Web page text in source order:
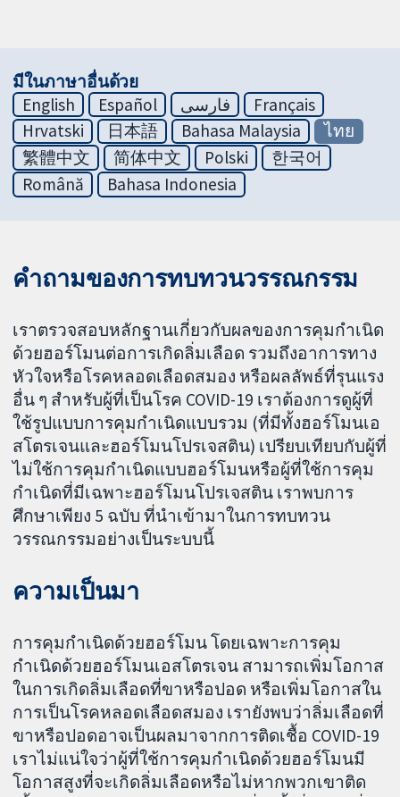
มีในภาษาอื่นด้วย
English
Español فارسی
Français
Hrvatski
日本語 Bahasa Malaysia
ไทย
繁體中文
简体中文 Polski
한국어
Română
Bahasa Indonesia
คำถามของการทบทวนวรรณกรรม
เราตรวจสอบหลักฐานเกี่ยวกับผลของการคุมกำเนิด
ด้วยฮอร์โมนต่อการเกิดลิ่มเลือด รวมถึงอาการทาง
หัวใจหรือโรคหลอดเลือดสมอง หรือผลลัพธ์ที่รุนแรง
อื่น ๆ สำหรับผู้ที่เป็นโรค COVID-19 เราต้องการดูผู้ที่
ใช้รูปแบบการคุมกำเนิดแบบรวม (ที่มีทั้งฮอร์โมนเอ
สโตรเจนและฮอร์โมนโปรเจสติน) เปรียบเทียบกับผู้ที่
ไม่ใช้การคุมกำเนิดแบบฮอร์โมนหรือผู้ที่ใช้การคุม
กำเนิดที่มีเฉพาะฮอร์โมนโปรเจสติน เราพบการ
ศึกษาเพียง 5 ฉบับ ที่นำเข้ามาในการทบทวน
วรรณกรรมอย่างเป็นระบบนี้
ความเป็นมา
การคุมกำเนิดด้วยฮอร์โมน โดยเฉพาะการคุม
กำเนิดด้วยฮอร์โมนเอสโตรเจน สามารถเพิ่มโอกาส
ในการเกิดลิ่มเลือดที่ขาหรือปอด หรือเพิ่มโอกาสใน
การเป็นโรคหลอดเลือดสมอง เรายังพบว่าลิ่มเลือดที่
ขาหรือปอดอาจเป็นผลมาจากการติดเชื้อ COVID-19
เราไม่แน่ใจว่าผู้ที่ใช้การคุมกำเนิดด้วยฮอร์โมนมี
โอกาสสูงที่จะเกิดลิ่มเลือดหรือไม่หากพวกเขาติด